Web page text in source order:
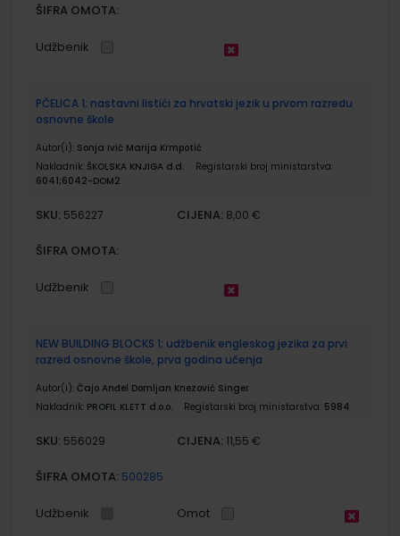
ŠIFRA OMOTA:
Udžbenik
PČELICA 1; nastavni listići za hrvatski jezik u prvom razredu
osnovne škole
Autor(i): Sonja Ivić Marija Krmpotić
Nakladnik: ŠKOLSKA KNJIGA d.d.
Registarski broj ministarstva:
6041;6042-DOM2
SKU: 556227 CIJENA: 8,00 €
ŠIFRA OMOTA:
Udžbenik
NEW BUILDING BLOCKS 1; udžbenik engleskog jezika za prvi
razred osnovne škole, prva godina učenja
Autor(i): Čajo Anđel Domljan Knezović Singer
Nakladnik: PROFIL KLETT d.o.o. Registarski broj ministarstva: 5984
SKU: 556029 CIJENA: 11,55 €
ŠIFRA OMOTA: 500285
Udžbenik Omot